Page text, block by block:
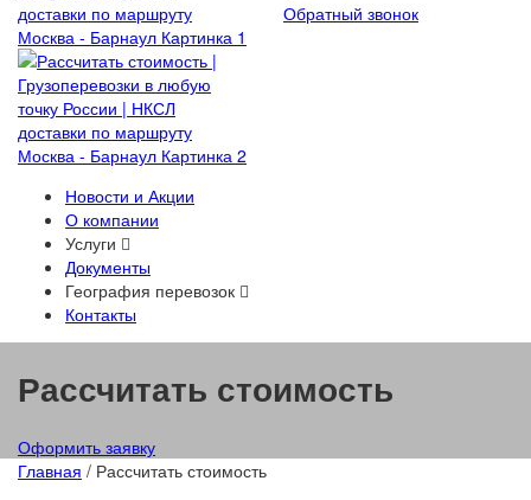
Обратный звонок
Новости и Акции
О компании
Услуги
Документы
География перевозок
Контакты
Рассчитать стоимость
Оформить заявку
Главная / Рассчитать стоимость